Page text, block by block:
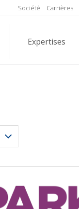
Société Carrières
Expertises